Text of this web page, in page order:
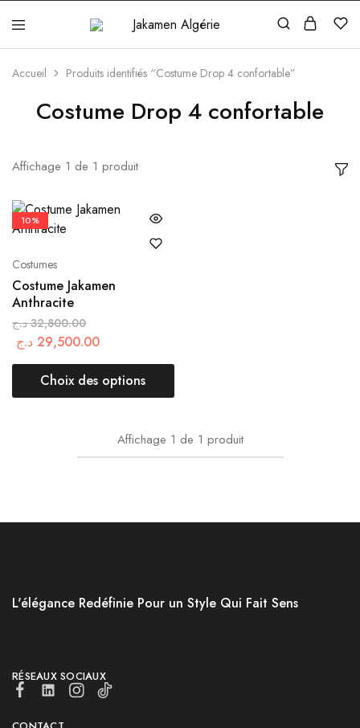
Jakamen
Algérie
Accueil Produits identifiés “Costume Drop 4 confortable”
Costume Drop 4 confortable
Affichage 1 de 1 produit
10%
Costumes
Costume Jakamen
Anthracite
32,800.00 د.ج
29,500.00 د.ج
Choix des options
Affichage 1 de 1 produit
L'élégance Redéfinie Pour un Style Qui Fait Sens
RÉSEAUX SOCIAUX